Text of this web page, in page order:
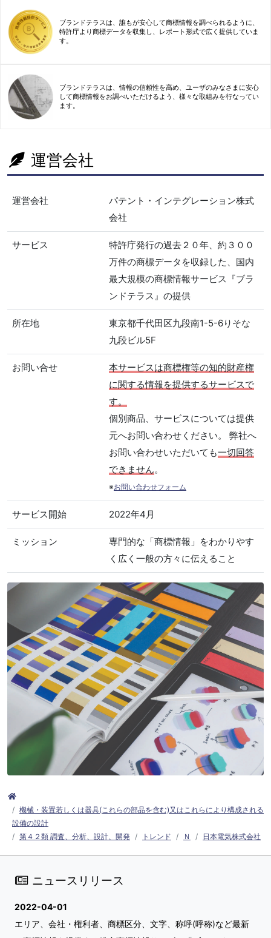
ブランドテラスは、誰もが安心して商標情報を調べられるように、
特許庁より商標データを収集し、レポート形式で広く提供していま
す。
ブランドテラスは、情報の信頼性を高め、ユーザのみなさまに安心
して商標情報をお調べいただけるよう、様々な取組みを行なってい
ます。
運営会社
運営会社
パテント・インテグレーション株式
会社
サービス
特許庁発行の過去２０年、約３００
万件の商標データを収録した、国内
最大規模の商標情報サービス『ブラ
ンドテラス』の提供
所在地
東京都千代田区九段南1-5-6りそな
九段ビル5F
お問い合せ
本サービスは商標権等の知的財産権
に関する情報を提供するサービスで
す。
個別商品、サービスについては提供
元へお問い合わせください。 弊社へ
お問い合わせいただいても一切回答
できません。
※お問い合わせフォーム
サービス開始 2022年4月
ミッション
専門的な「商標情報」をわかりやす
く広く一般の方々に伝えること
機械・装置若しくは器具(これらの部品を含む)又はこれらにより構成される
設備の設計
第４２類 調査、分析、設計、開発
トレンド Ｎ 日本電気株式会社
ニュースリリース
2022-04-01
エリア、会社・権利者、商標区分、文字、称呼(呼称)など最新